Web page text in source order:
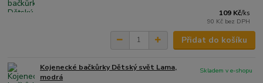
109 Kč/ks
90 Kč bez DPH
Přidat do košíku
Kojenecké bačkůrky Dětský svět Lama,
modrá
Skladem v e-shopu